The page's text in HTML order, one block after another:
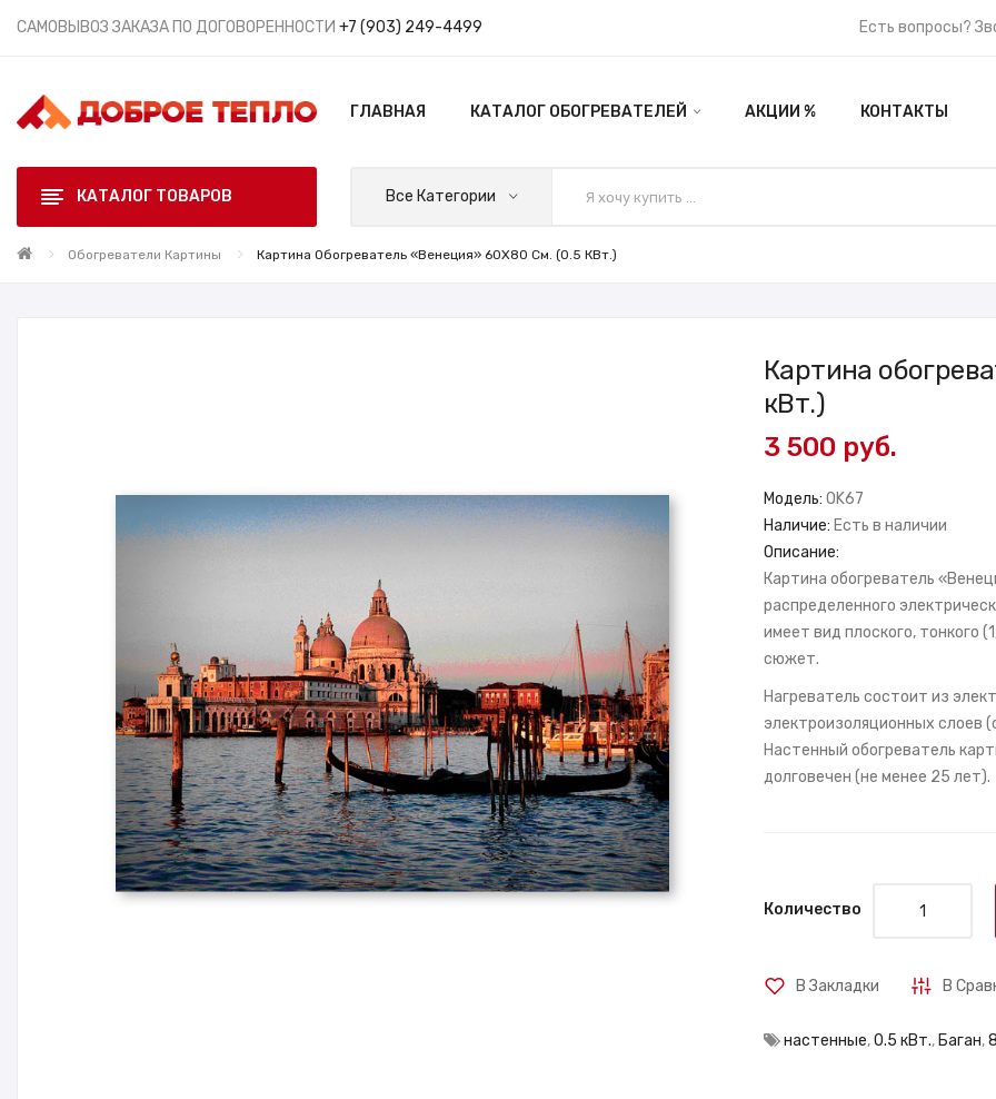
САМОВЫВОЗ ЗАКАЗА ПО ДОГОВОРЕННОСТИ +7 (903) 249-4499 Есть вопросы?
ГЛАВНАЯ КАТАЛОГ ОБОГРЕВАТЕЛЕЙ АКЦИИ % КОНТАКТЫ
КАТАЛОГ ТОВАРОВ Все Категории
Обогреватели Картины Картина Обогреватель «Венеция» 60X80 См. (0.5 КВт.)
Картина
кВт.)
3 500 руб.
Модель: OK67
Наличие: Есть в наличии
Описание:
Картина обогреватель
распределенного
имеет вид плоского, тонкого
сюжет.
Нагреватель состоит из
электроизоляционных слоев
Настенный обогреватель
долговечен (не менее 25 лет).
Количество
В Закладки В
настенные,0.5 кВт., Баган,